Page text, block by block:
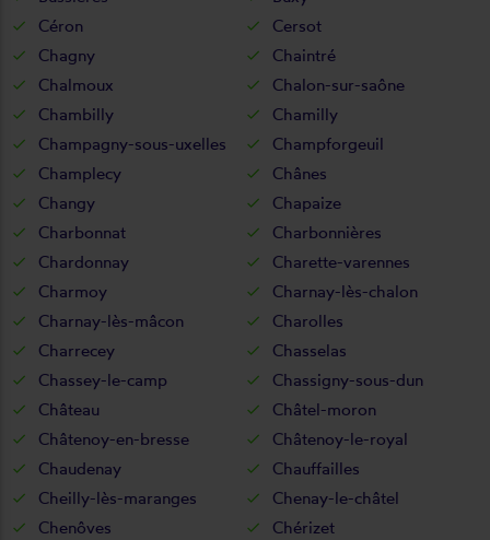
Céron
Cersot
Chagny
Chaintré
Chalmoux
Chalon-sur-saône
Chambilly
Chamilly
Champagny-sous-uxelles
Champforgeuil
Champlecy
Chânes
Changy
Chapaize
Charbonnat
Charbonnières
Chardonnay
Charette-varennes
Charmoy
Charnay-lès-chalon
Charnay-lès-mâcon
Charolles
Charrecey
Chasselas
Chassey-le-camp
Chassigny-sous-dun
Château
Châtel-moron
Châtenoy-en-bresse
Châtenoy-le-royal
Chaudenay
Chauffailles
Cheilly-lès-maranges
Chenay-le-châtel
Chenôves
Chérizet